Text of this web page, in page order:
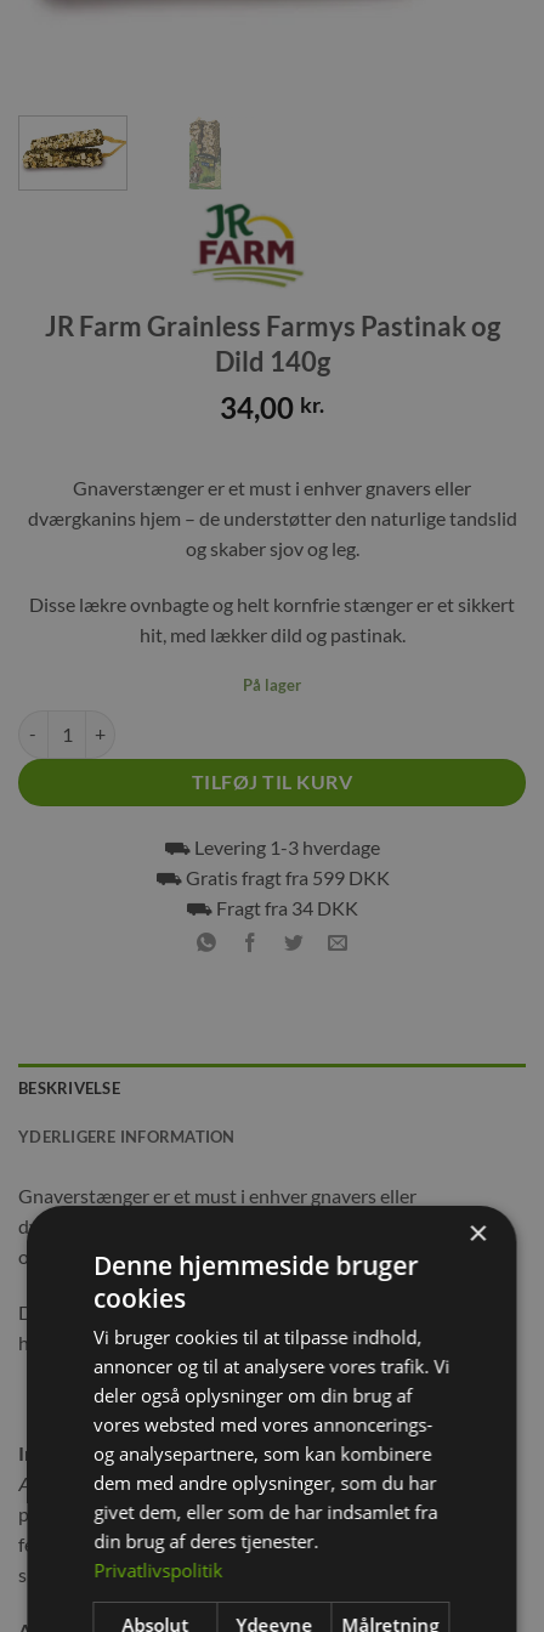
JR Farm Grainless Farmys Pastinak og
Dild 140g
34,00 kr.
Gnaverstænger er et must i enhver gnavers eller
dværgkanins hjem – de understøtter den naturlige tandslid
og skaber sjov og leg.
Disse lækre ovnbagte og helt kornfrie stænger er et sikkert
hit, med lækker dild og pastinak.
På lager
TILFØJ TIL KURV
⛟ Levering 1-3 hverdage
⛟ Gratis fragt fra 599 DKK
⛟ Fragt fra 34 DKK
BESKRIVELSE
YDERLIGERE INFORMATION
Gnaverstænger er et must i enhver gnavers eller
dværgkanins hjem – de understøtter den naturlige tandslid
og skaber sjov og leg.
Disse lækre ovnbagte og helt kornfrie stænger er et sikkert
hit, med lækker dild og pastinak.
Ingredienser:
Ærter, græsfrø, kanariegræsfrø, brændenælde, boghvede,
pastinak 3%, dild 2% persille, gulerødder, hampfrø,
fennikelfrø, hørfrø, pebermynte, mælkebøtte, sort
spidskommen.
×
Denne hjemmeside bruger
cookies
Vi bruger cookies til at tilpasse indhold,
annoncer og til at analysere vores trafik. Vi
deler også oplysninger om din brug af
vores websted med vores annoncerings-
og analysepartnere, som kan kombinere
dem med andre oplysninger, som du har
givet dem, eller som de har indsamlet fra
din brug af deres tjenester.
Privatlivspolitik
Absolut Ydeevne Målretning